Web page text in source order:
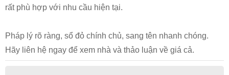
rất phù hợp với nhu cầu hiện tại.
Pháp lý rõ ràng, sổ đỏ chính chủ, sang tên nhanh chóng.
Hãy liên hệ ngay để xem nhà và thảo luận về giá cả.